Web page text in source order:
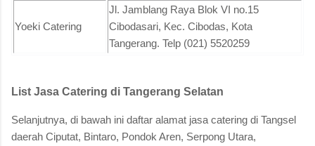
Yoeki Catering
Jl. Jamblang Raya Blok VI no.15
Cibodasari, Kec. Cibodas, Kota
Tangerang. Telp (021) 5520259
List Jasa Catering di Tangerang Selatan
Selanjutnya, di bawah ini daftar alamat jasa catering di Tangsel
daerah Ciputat, Bintaro, Pondok Aren, Serpong Utara,